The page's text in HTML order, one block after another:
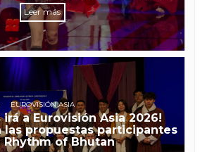
Leer más
EUROVISIÓN ASIA
irá a Eurovisión Asia 2026!
las propuestas participantes
Rhythm of Bhutan